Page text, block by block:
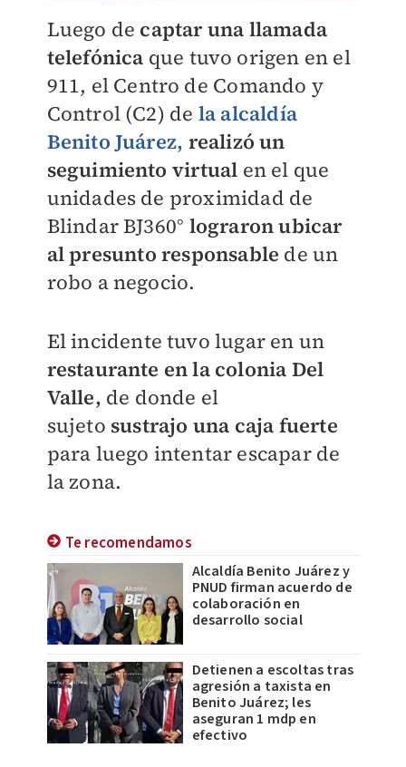
Luego de captar una llamada
telefónica que tuvo origen en el
911, el Centro de Comando y
Control (C2) de la alcaldía
Benito Juárez, realizó un
seguimiento virtual en el que
unidades de proximidad de
Blindar BJ360° lograron ubicar
alpresunto responsable de un
robo a negocio.
El incidente tuvo lugar en un
restaurante en la colonia Del
Valle, de donde el
sujeto sustrajo una caja fuerte
para luego intentar escapar de
la zona.
Te recomendamos
Alcaldía Benito Juárez y
PNUD firman acuerdo de
colaboración en
desarrollo social
Detienen a escoltas tras
agresión a taxista en
Benito Juárez; les
aseguran 1 mdp en
efectivo